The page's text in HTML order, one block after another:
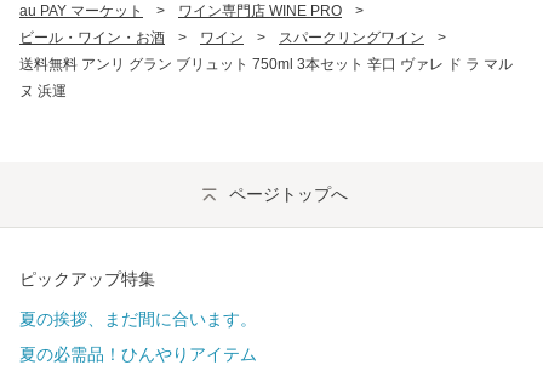
au PAY マーケット > ワイン専門店 WINE PRO
>
ビール・ワイン・お酒
> ワイン > スパークリングワイン
>
送料無料 アンリ グラン ブリュット 750ml 3本セット 辛口 ヴァレ ド ラ マル
ヌ 浜運
ページトップへ
ピックアップ特集
夏の挨拶、まだ間に合います。
夏の必需品！ひんやりアイテム